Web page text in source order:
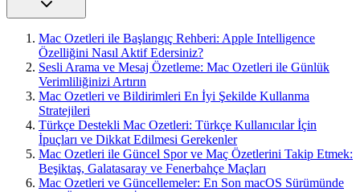
Mac Ozetleri ile Başlangıç Rehberi: Apple Intelligence
Özelliğini Nasıl Aktif Edersiniz?
Sesli Arama ve Mesaj Özetleme: Mac Ozetleri ile Günlük
Verimliliğinizi Artırın
Mac Ozetleri ve Bildirimleri En İyi Şekilde Kullanma
Stratejileri
Türkçe Destekli Mac Ozetleri: Türkçe Kullanıcılar İçin
İpuçları ve Dikkat Edilmesi Gerekenler
Mac Ozetleri ile Güncel Spor ve Maç Özetlerini Takip Etmek:
Beşiktaş, Galatasaray ve Fenerbahçe Maçları
Mac Ozetleri ve Güncellemeler: En Son macOS Sürümünde